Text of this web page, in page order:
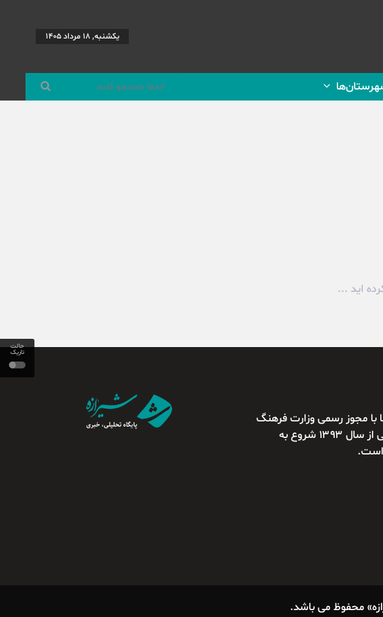
حالت
تاریک
یکشنبه, 18 مرداد 1405
اید ...
با مجوز رسمی وزارت فرهنگ
و ارشاد اسلامی از سال ۱۳۹۳ شروع به
است.
محفوظ می باشد.